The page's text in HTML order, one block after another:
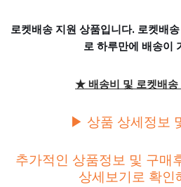
로켓배송 지원 상품입니다. 로켓배
로 하루만에 배송이
★ 배송비 및 로켓배
▶ 상품 상세정보
추가적인 상품정보 및 구매
상세보기로 확인